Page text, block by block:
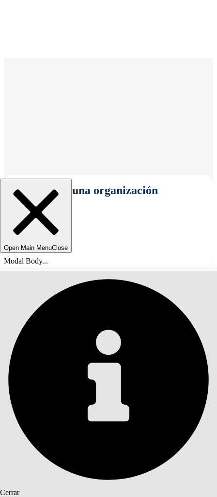
Seleccionar una organización
Open Main MenuClose
Modal Body...
Cerrar
Índice de materias
ÍNDICE DE MATERIAS
Buscar